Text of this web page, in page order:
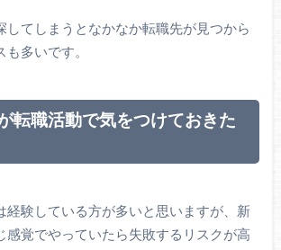
してしまうとなかなか転職先が見つから
多いです。
転職活動で気をつけておきた
経験している方が多いと思いますが、新
感覚でやっていたら失敗するリスクが高